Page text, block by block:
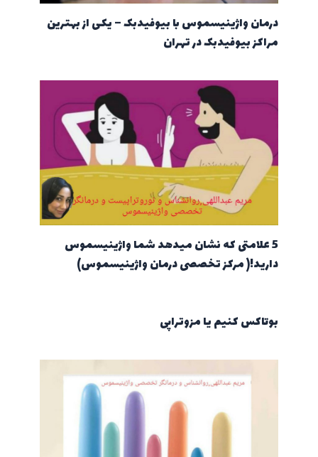
درمان واژینیسموس با بیوفیدبک – یکی از بهترین
مراکز بیوفیدبک در تهران
5 علامتی که نشان میدهد شما واژینیسموس
دارید!( مرکز تخصصی درمان واژینیسموس)
بوتاکس کنیم یا مزوتراپی